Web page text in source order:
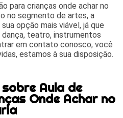
para crianças onde achar no
no segmento de artes, a
opção mais viável, já que
teatro, instrumentos
em contato conosco, você
estamos à sua disposição.
Aula de
Onde Achar no